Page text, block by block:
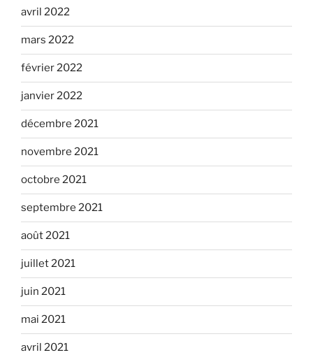
avril 2022
mars 2022
février 2022
janvier 2022
décembre 2021
novembre 2021
octobre 2021
septembre 2021
août 2021
juillet 2021
juin 2021
mai 2021
avril 2021